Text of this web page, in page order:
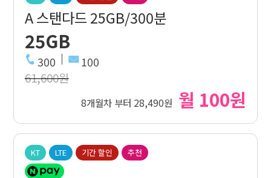
A 스탠다드 25GB/300분
25GB
300 100
61,600원
8개월차 부터 28,490원 월 100원
KT LTE 기간 할인 추천